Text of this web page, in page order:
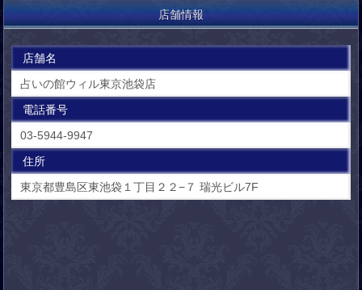
店舗情報
店舗名
占いの館ウィル東京池袋店
電話番号
03-5944-9947
住所
東京都豊島区東池袋１丁目２２−７ 瑞光ビル7F